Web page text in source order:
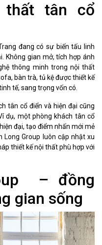
thất tân cổ
đang có sự biến tấu linh
Không gian mở, tích hợp ánh
thông minh trong nội thất
bàn trà, tủ kệ được thiết kế
tế, sang trọng vốn có.
tân cổ điển và hiện đại cũng
dụ, một phòng khách tân cổ
đại, tạo điểm nhấn mới mẻ
Group luôn cập nhật xu
thiết kế nội thất phù hợp với
– đồng
gian sống